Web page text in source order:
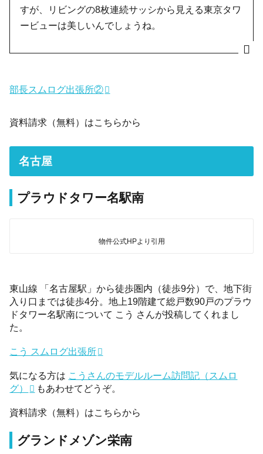
すが、リビングの8枚連続サッシから見える東京タワ
ービューは美しいんでしょうね。
部長スムログ出張所②
資料請求（無料）はこちらから
名古屋
プラウドタワー名駅南
物件公式HPより引用
東山線 「名古屋駅」から徒歩圏内（徒歩9分）で、地下街
入り口までは徒歩4分。地上19階建て総戸数90戸のプラウ
ドタワー名駅南について こう さんが投稿してくれまし
た。
こう スムログ出張所
気になる方は こうさんのモデルルーム訪問記（スムロ
グ）
もあわせてどうぞ。
資料請求（無料）はこちらから
グランドメゾン栄南